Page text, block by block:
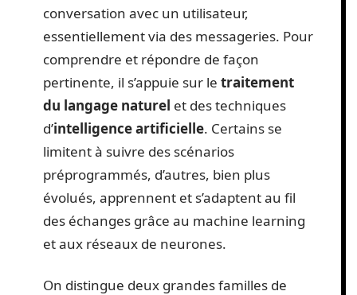
conversation avec un utilisateur,
essentiellement via des messageries. Pour
comprendre et répondre de façon
pertinente, il s’appuie sur le traitement
du langage naturel et des techniques
d’intelligence artificielle. Certains se
limitent à suivre des scénarios
préprogrammés, d’autres, bien plus
évolués, apprennent et s’adaptent au fil
des échanges grâce au machine learning
et aux réseaux de neurones.
On distingue deux grandes familles de